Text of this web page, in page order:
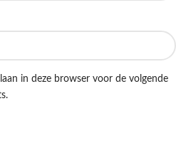
in deze browser voor de volgende